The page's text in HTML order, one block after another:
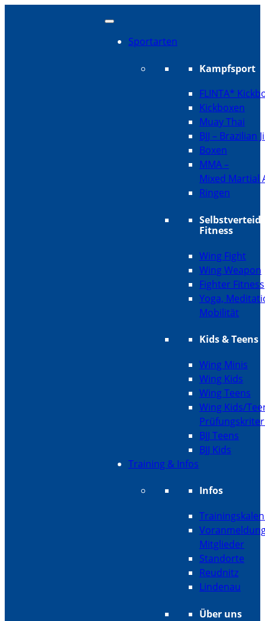
Sportarten
Kampfsport
FLINTA*
Kickboxen
Muay Thai
BJJ – Brazilian
Boxen
MMA –
Mixed Martial
Ringen
Fitness
Wing Fight
Wing Weapon
Fighter Fitness
Yoga,
Mobilität
Kids & Teens
Wing Minis
Wing Kids
Wing Teens
Wing Kids/
BJJ Teens
BJJ Kids
Training & Infos
Infos
Mitglieder
Standorte
Reudnitz
Lindenau
Über uns